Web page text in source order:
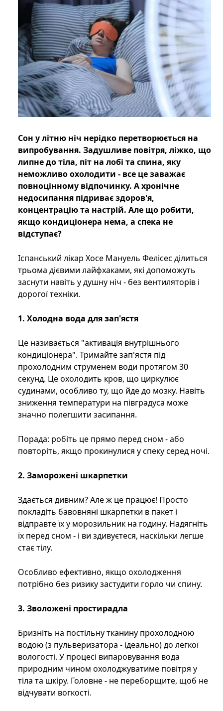
Сон у літню ніч нерідко перетворюється на
випробування. Задушливе повітря, ліжко, що
липне до тіла, піт на лобі та спина, яку
неможливо охолодити - все це заважає
повноцінному відпочинку. А хронічне
недосипання підриває здоров'я,
концентрацію та настрій. Але що робити,
якщо кондиціонера нема, а спека не
відступає?
Іспанський лікар Хосе Мануель Фелісес ділиться
трьома дієвими лайфхаками, які допоможуть
заснути навіть у душну ніч - без вентиляторів і
дорогої техніки.
1. Холодна вода для зап'ястя
Це називається "активація внутрішнього
кондиціонера". Тримайте зап'ястя під
прохолодним струменем води протягом 30
секунд. Це охолодить кров, що циркулює
судинами, особливо ту, що йде до мозку. Навіть
зниження температури на півградуса може
значно полегшити засипання.
Порада: робіть це прямо перед сном - або
повторіть, якщо прокинулися у спеку серед ночі.
2. Заморожені шкарпетки
Здається дивним? Але ж це працює! Просто
покладіть бавовняні шкарпетки в пакет і
відправте їх у морозильник на годину. Надягніть
їх перед сном - і ви здивуєтеся, наскільки легше
стає тілу.
Особливо ефективно, якщо охолодження
потрібно без ризику застудити горло чи спину.
3. Зволожені простирадла
Бризніть на постільну тканину прохолодною
водою (з пульверизатора - ідеально) до легкої
вологості. У процесі випаровування вода
природним чином охолоджуватиме повітря у
тіла та шкіру. Головне - не переборщите, щоб не
відчувати вогкості.